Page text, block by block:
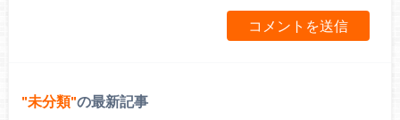
未分類 の最新記事